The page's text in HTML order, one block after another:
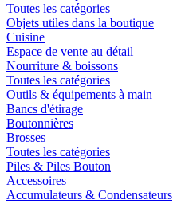
Toutes les catégories
Objets utiles dans la boutique
Cuisine
Espace de vente au détail
Nourriture & boissons
Toutes les catégories
Outils & équipements à main
Bancs d'étirage
Boutonnières
Brosses
Toutes les catégories
Piles & Piles Bouton
Accessoires
Accumulateurs & Condensateurs